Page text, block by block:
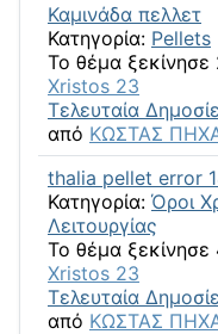
Καμινάδα πελλετ
Κατηγορία: Pellets
Το θέμα
Xristos 23
Τελευταία
από ΚΩΣΤΑΣ
thalia pellet error
Κατηγορία: Όροι
Λειτουργίας
Το θέμα
Xristos 23
Τελευταία
από ΚΩΣΤΑΣ